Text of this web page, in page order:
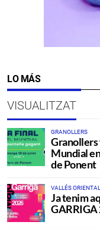
LO MÁS
VISUALITZAT
GRANOLLERS
Granollers
Mundial
de Ponent
VALLÉS ORIENTAL
Ja tenim
GARRIGA